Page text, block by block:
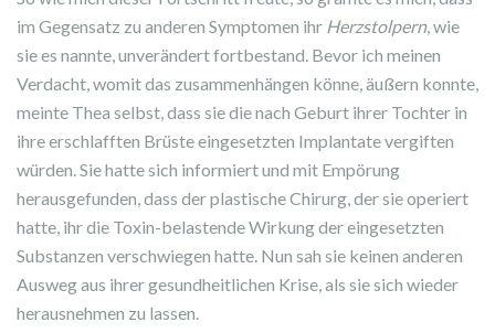
im Gegensatz zu anderen Symptomen ihr Herzstolpern, wie
sie es nannte, unverändert fortbestand. Bevor ich meinen
Verdacht, womit das zusammenhängen könne, äußern konnte,
meinte Thea selbst, dass sie die nach Geburt ihrer Tochter in
ihre erschlafften Brüste eingesetzten Implantate vergiften
würden. Sie hatte sich informiert und mit Empörung
herausgefunden, dass der plastische Chirurg, der sie operiert
hatte, ihr die Toxin-belastende Wirkung der eingesetzten
Substanzen verschwiegen hatte. Nun sah sie keinen anderen
Ausweg aus ihrer gesundheitlichen Krise, als sie sich wieder
herausnehmen zu lassen.